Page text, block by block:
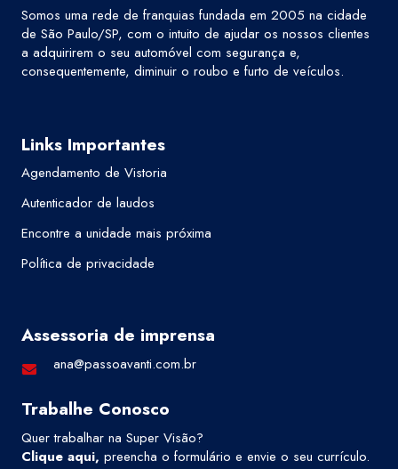
Somos uma rede de franquias fundada em 2005 na cidade
de São Paulo/SP, com o intuito de ajudar os nossos clientes
a adquirirem o seu automóvel com segurança e,
consequentemente, diminuir o roubo e furto de veículos.
Links Importantes
Agendamento de Vistoria
Autenticador de laudos
Encontre a unidade mais próxima
Política de privacidade
Assessoria de imprensa
ana@passoavanti.com.br
Trabalhe Conosco
Quer trabalhar na Super Visão?
Clique aqui, preencha o formulário e envie o seu currículo.